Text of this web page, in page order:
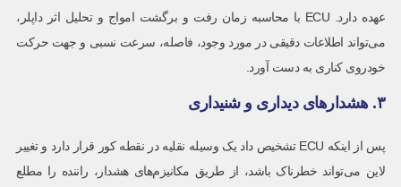
عهده دارد. ECU با محاسبه زمان رفت و برگشت امواج و تحلیل اثر داپلر،
می‌تواند اطلاعات دقیقی در مورد وجود، فاصله، سرعت نسبی و جهت حرکت
خودروی کناری به دست آورد.
۳. هشدارهای دیداری و شنیداری
پس از اینکه ECU تشخیص داد یک وسیله نقلیه در نقطه کور قرار دارد و تغییر
لاین می‌تواند خطرناک باشد، از طریق مکانیزم‌های هشدار، راننده را مطلع